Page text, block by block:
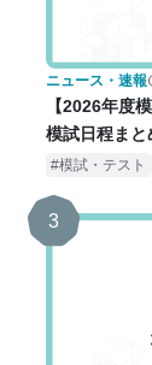
ニュース・速報
【2026年度
模試日程まと
模試・テスト
3